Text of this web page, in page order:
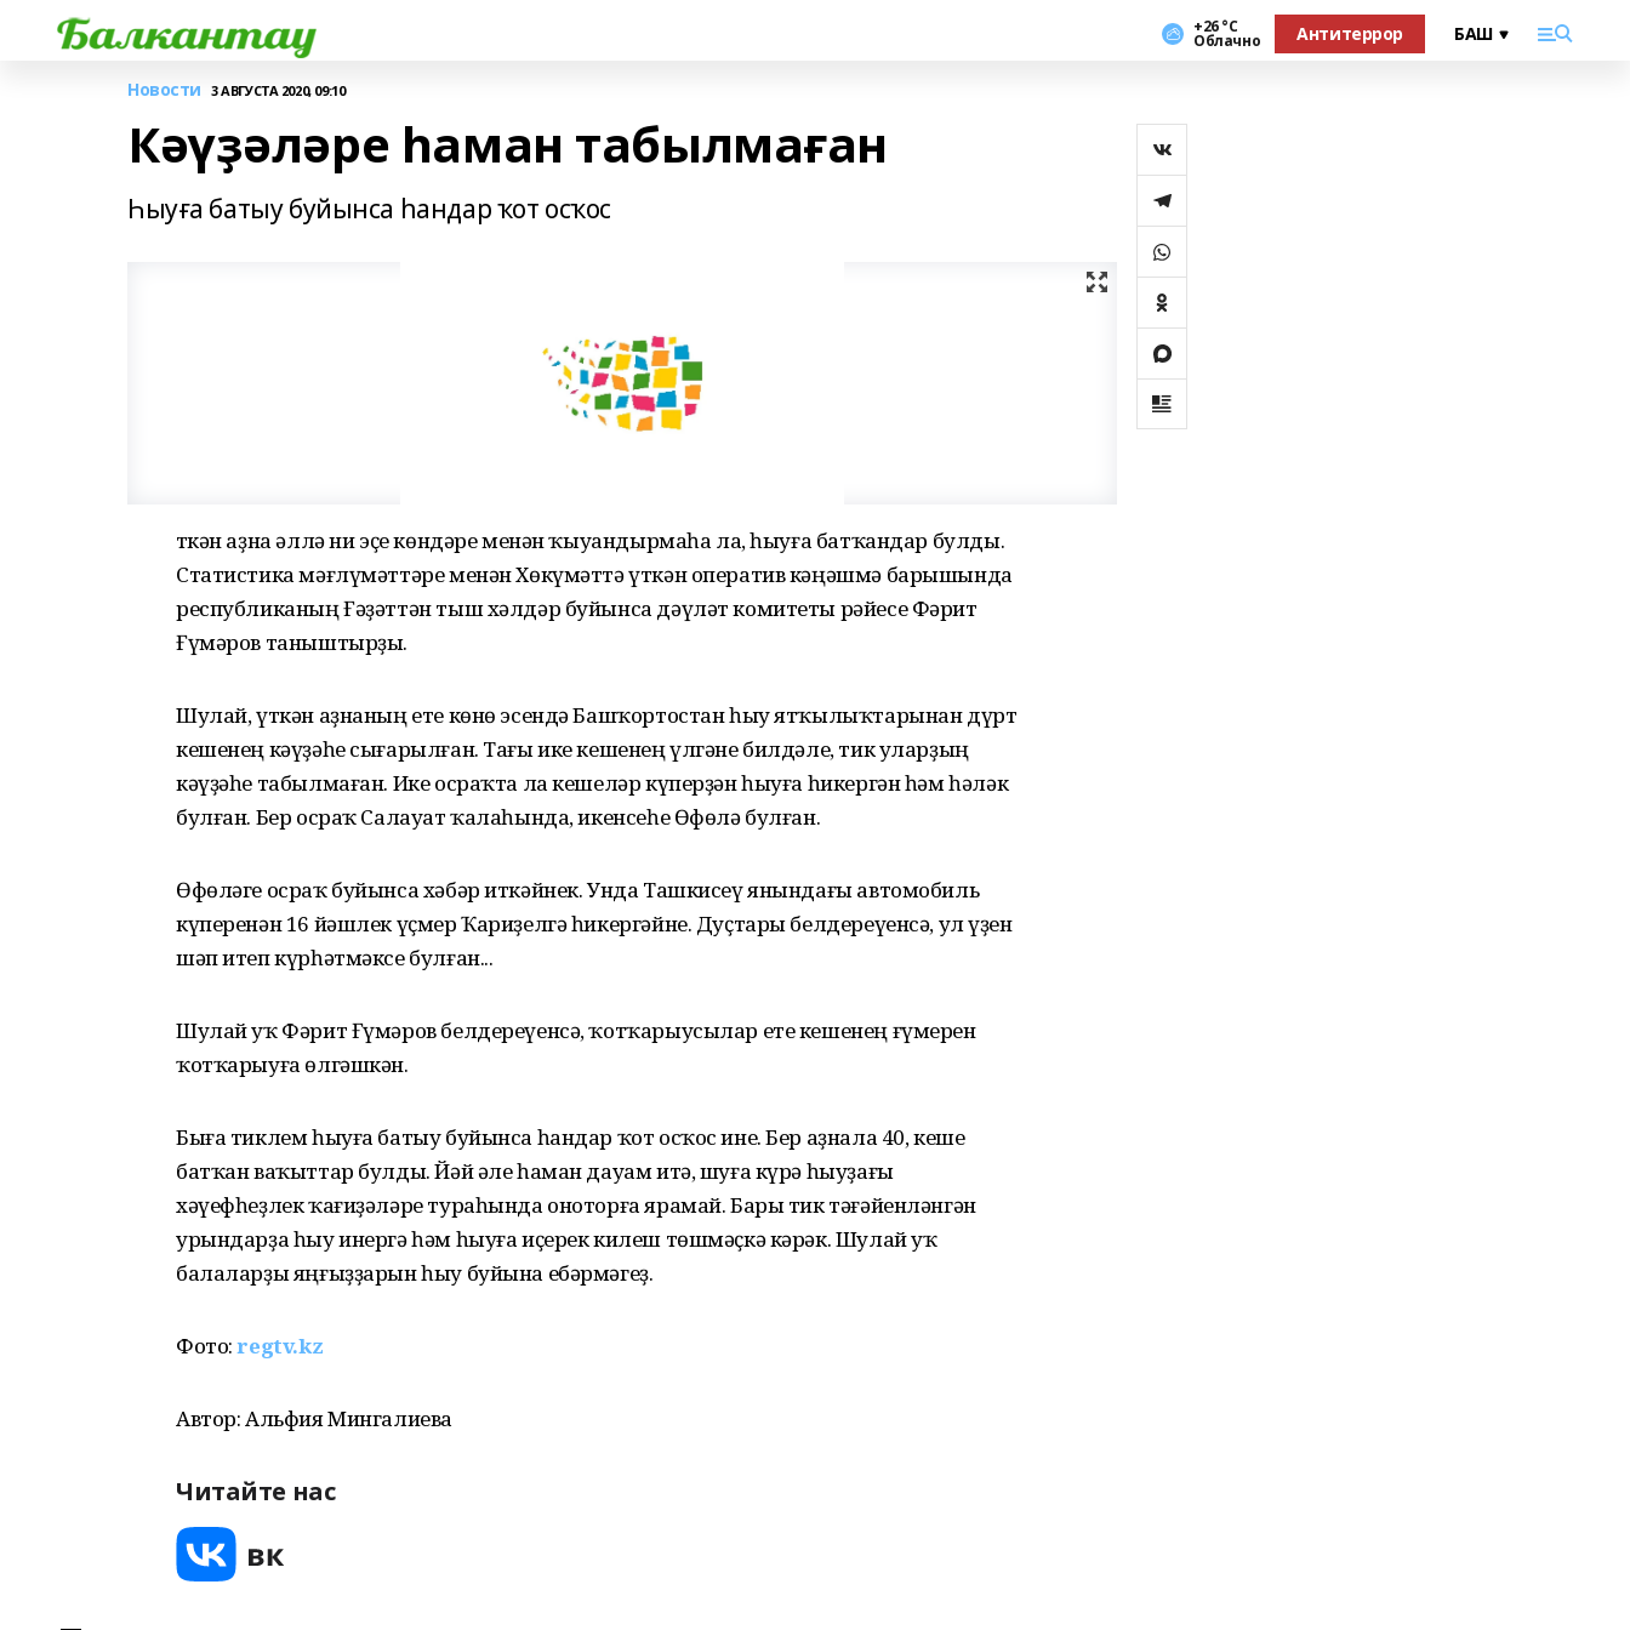
+26 °С
Облачно Антитеррор
Новости 3 АВГУСТА 2020, 09:10
Кәүҙәләре һаман табылмаған
Һыуға батыу буйынса һандар ҡот осҡос
Үткән аҙна әллә ни эҫе көндәре менән ҡыуандырмаһа ла, һыуға батҡандар булды.
Статистика мәғлүмәттәре менән Хөкүмәттә үткән оператив кәңәшмә барышында
республиканың Ғәҙәттән тыш хәлдәр буйынса дәүләт комитеты рәйесе Фәрит
Ғүмәров таныштырҙы.
Шулай, үткән аҙнаның ете көнө эсендә Башҡортостан һыу ятҡылыҡтарынан дүрт
кешенең кәүҙәһе сығарылған. Тағы ике кешенең үлгәне билдәле, тик уларҙың
кәүҙәһе табылмаған. Ике осраҡта ла кешеләр күперҙән һыуға һикергән һәм һәләк
булған. Бер осраҡ Салауат ҡалаһында, икенсеһе Өфөлә булған.
Өфөләге осраҡ буйынса хәбәр иткәйнек. Унда Ташкисеү янындағы автомобиль
күперенән 16 йәшлек үҫмер Ҡариҙелгә һикергәйне. Дуҫтары белдереүенсә, ул үҙен
шәп итеп күрһәтмәксе булған...
Шулай уҡ Фәрит Ғүмәров белдереүенсә, ҡотҡарыусылар ете кешенең ғүмерен
ҡотҡарыуға өлгәшкән.
Быға тиклем һыуға батыу буйынса һандар ҡот осҡос ине. Бер аҙнала 40, кеше
батҡан ваҡыттар булды. Йәй әле һаман дауам итә, шуға күрә һыуҙағы
хәүефһеҙлек ҡағиҙәләре тураһында оноторға ярамай. Бары тик тәғәйенләнгән
урындарҙа һыу инергә һәм һыуға иҫерек килеш төшмәҫкә кәрәк. Шулай уҡ
балаларҙы яңғыҙҙарын һыу буйына ебәрмәгеҙ.
Фото:regtv.kz
Автор: Альфия Мингалиева
Читайте нас